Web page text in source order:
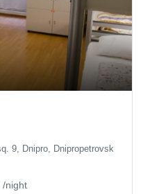
9, Dnipro, Dnipropetrovsk
/night